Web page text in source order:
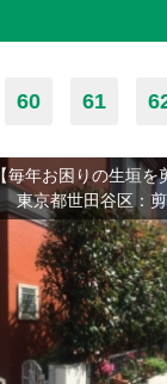
60 61
【毎年お困りの生垣を
東京都世田谷区：